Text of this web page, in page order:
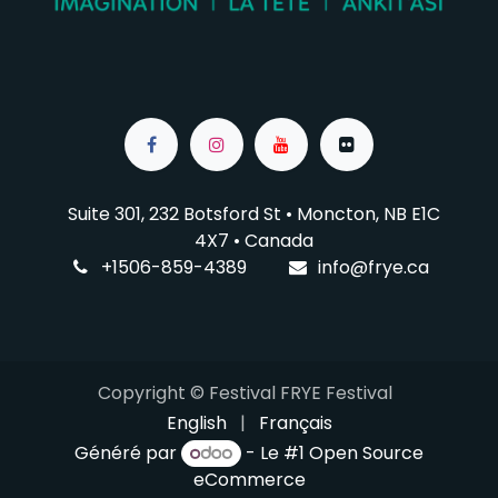
Suite 301, 232 Botsford St • Moncton, NB E1C
4X7 • Canada
+1506-859-4389
info@frye.ca
Copyright © Festival FRYE Festival
English |
Français
Généré par
- Le #1Open Source
eCommerce